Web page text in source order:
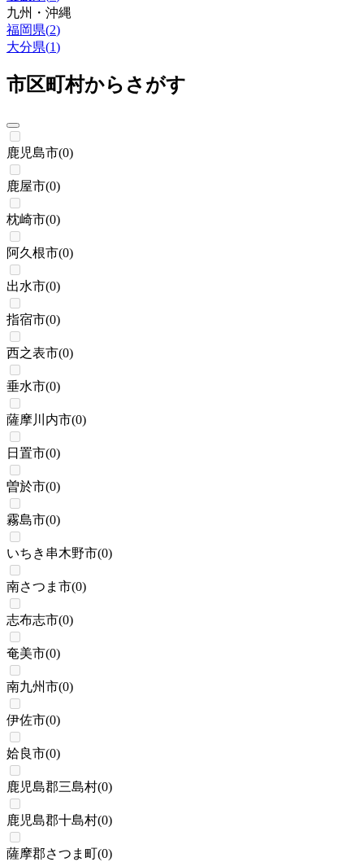
九州・沖縄
福岡県(2)
大分県(1)
市区町村からさがす
鹿児島市(0)
鹿屋市(0)
枕崎市(0)
阿久根市(0)
出水市(0)
指宿市(0)
西之表市(0)
垂水市(0)
薩摩川内市(0)
日置市(0)
曽於市(0)
霧島市(0)
いちき串木野市(0)
南さつま市(0)
志布志市(0)
奄美市(0)
南九州市(0)
伊佐市(0)
姶良市(0)
鹿児島郡三島村(0)
鹿児島郡十島村(0)
薩摩郡さつま町(0)